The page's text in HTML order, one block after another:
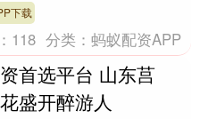
下载
118 分类：蚂蚁配资APP
首选平台 山东莒
盛开醉游人